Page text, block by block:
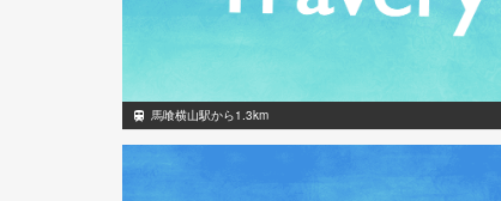
馬喰横山駅から1.3km